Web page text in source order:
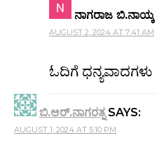
ನಾಗರಾಜ ಬಿ.ನಾಯ್ಕ
AUGUST 2, 2024 AT 7:41 AM
ಓದಿಗೆ ಧನ್ಯವಾದಗಳು
ಬಿ.ಆರ್.ನಾಗರತ್ನ SAYS:
AUGUST 1, 2024 AT 5:10 PM